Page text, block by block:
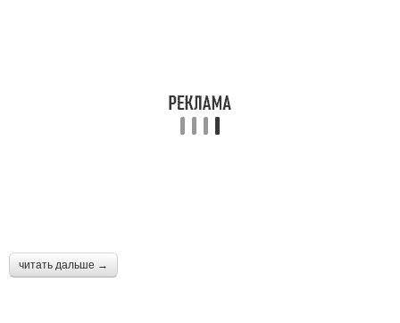
читать дальше →